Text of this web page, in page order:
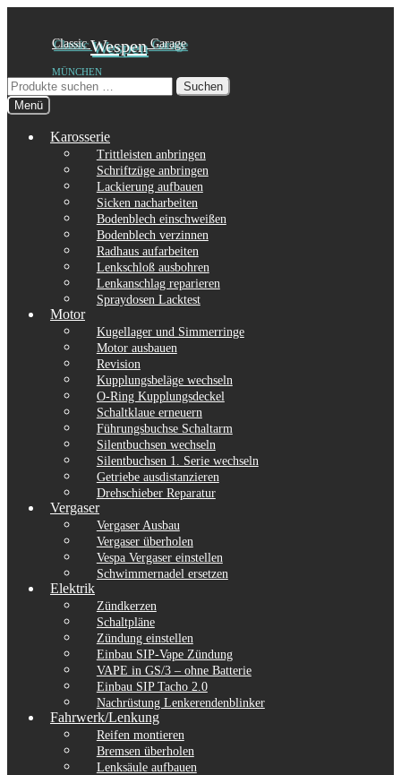
springen
springen
ClassicWespen Garage
MÜNCHEN
Suchen
nach:
Suchen
Menü
Karosserie
Trittleisten anbringen
Schriftzüge anbringen
Lackierung aufbauen
Sicken nacharbeiten
Bodenblech einschweißen
Bodenblech verzinnen
Radhaus aufarbeiten
Lenkschloß ausbohren
Lenkanschlag reparieren
Spraydosen Lacktest
Motor
Kugellager und Simmerringe
Motor ausbauen
Revision
Kupplungsbeläge wechseln
O-Ring Kupplungsdeckel
Schaltklaue erneuern
Führungsbuchse Schaltarm
Silentbuchsen wechseln
Silentbuchsen 1. Serie wechseln
Getriebe ausdistanzieren
Drehschieber Reparatur
Vergaser
Vergaser Ausbau
Vergaser überholen
Vespa Vergaser einstellen
Schwimmernadel ersetzen
Elektrik
Zündkerzen
Schaltpläne
Zündung einstellen
Einbau SIP-Vape Zündung
VAPE in GS/3 – ohne Batterie
Einbau SIP Tacho 2.0
Nachrüstung Lenkerendenblinker
Fahrwerk/Lenkung
Reifen montieren
Bremsen überholen
Lenksäule aufbauen